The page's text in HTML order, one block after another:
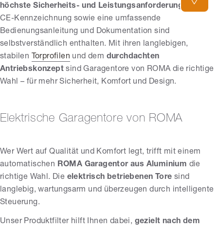
höchste Sicherheits- und Leistungsanforderungen
. Die
CE-Kennzeichnung sowie eine umfassende
Bedienungsanleitung und Dokumentation sind
selbstverständlich enthalten. Mit ihren langlebigen,
stabilen Torprofilen und dem durchdachten
Antriebskonzept sind Garagentore von ROMA die richtige
Wahl – für mehr Sicherheit, Komfort und Design.
Elektrische Garagentore von ROMA
Wer Wert auf Qualität und Komfort legt, trifft mit einem
automatischen ROMA Garagentor aus Aluminium die
richtige Wahl. Die elektrisch betriebenen Tore sind
langlebig, wartungsarm und überzeugen durch intelligente
Steuerung.
Unser Produktfilter hilft Ihnen dabei, gezielt nach dem